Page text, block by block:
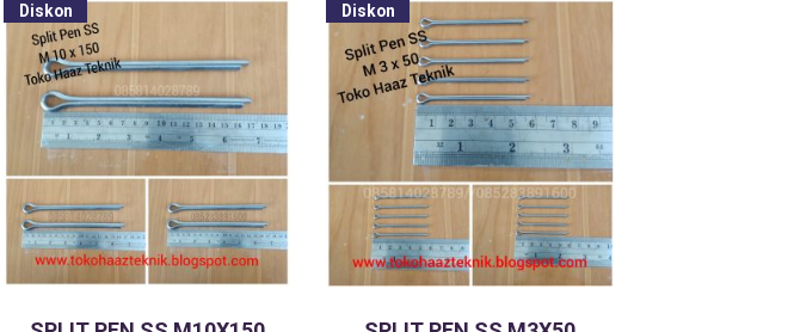
Diskon Diskon